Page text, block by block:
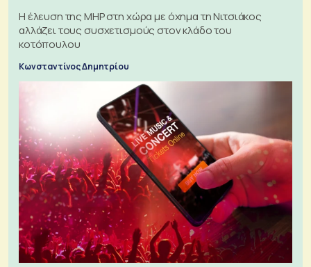
H έλευση της MHP στη χώρα με όχημα τη Νιτσιάκος
αλλάζει τους συσχετισμούς στον κλάδο του
κοτόπουλου
Κωνσταντίνος Δημητρίου